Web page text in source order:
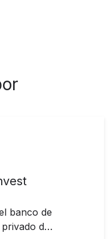
banco de
de